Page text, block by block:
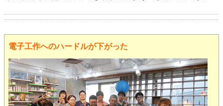
電子工作へのハードルが下がった